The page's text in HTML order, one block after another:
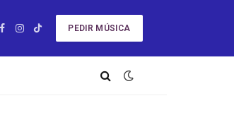
Facebook
Instagram
TikTok
PEDIR MÚSICA